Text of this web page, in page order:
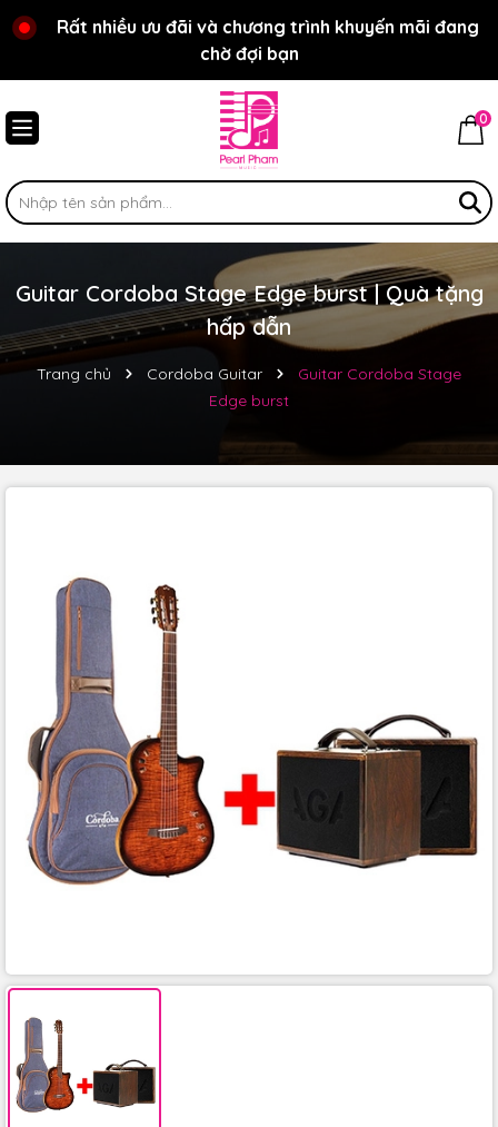
Chào mừng bạn đến với cửa hàng Pear Pham Music
Rất nhiều ưu đãi và chương trình khuyến mãi đang
chờ đợi bạn
0
Guitar Cordoba Stage Edge burst | Quà tặng
hấp dẫn
Trang chủ Cordoba Guitar
Guitar Cordoba Stage
Edge burst